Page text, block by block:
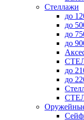
Стеллажи
до
до
до
до
до
до